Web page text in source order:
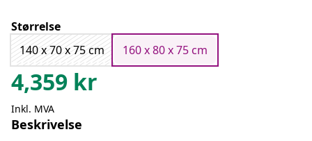
Størrelse
140 x 70 x 75 cm
160 x 80 x 75 cm
4,359 kr
Inkl. MVA
Beskrivelse